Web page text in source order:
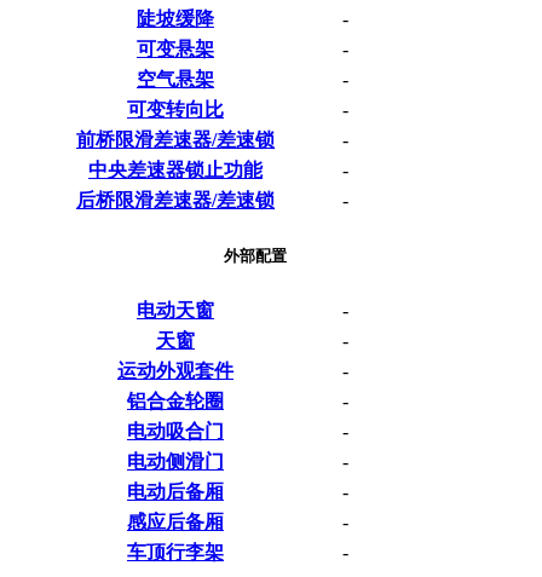
陡坡缓降
-
可变悬架
-
空气悬架
-
可变转向比
-
前桥限滑差速器/差速锁
-
中央差速器锁止功能
-
后桥限滑差速器/差速锁
-
外部配置
电动天窗
-
天窗
-
运动外观套件
-
铝合金轮圈
-
电动吸合门
-
电动侧滑门
-
电动后备厢
-
感应后备厢
-
车顶行李架
-